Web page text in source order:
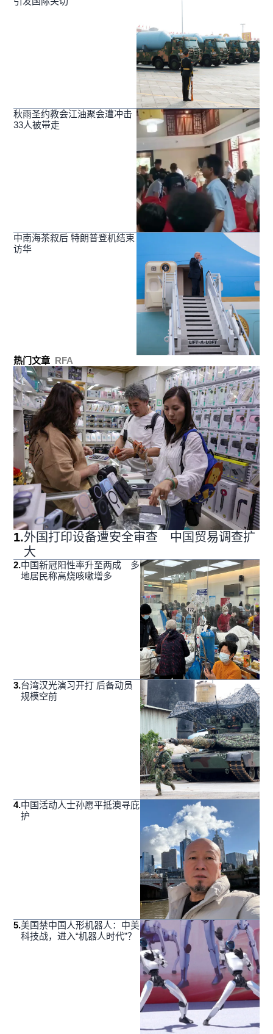
秋雨圣约教会江油聚会遭冲击
33人被带走
中南海茶叙后 特朗普登机结束
访华
热门文章 RFA
1.外国打印设备遭安全审查 中国贸易调查扩
大
2.中国新冠阳性率升至两成 多
地居民称高烧咳嗽增多
3.台湾汉光演习开打 后备动员
规模空前
4.中国活动人士孙愿平抵澳寻庇
护
5.美国禁中国人形机器人：中美
科技战，进入“机器人时代”？